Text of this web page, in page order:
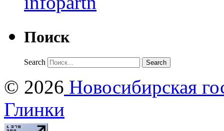
Поиск
Search
© 2026 Новосибирская
Глинки